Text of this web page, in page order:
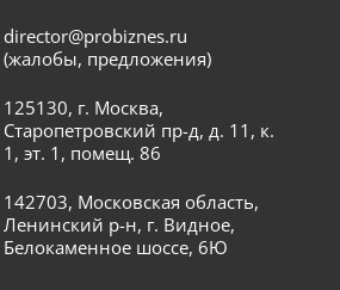
director@probiznes.ru
(жалобы, предложения)
125130, г. Москва,
Старопетровский пр-д, д. 11, к.
1, эт. 1, помещ. 86
142703, Московская область,
Ленинский р-н, г. Видное,
Белокаменное шоссе, 6Ю